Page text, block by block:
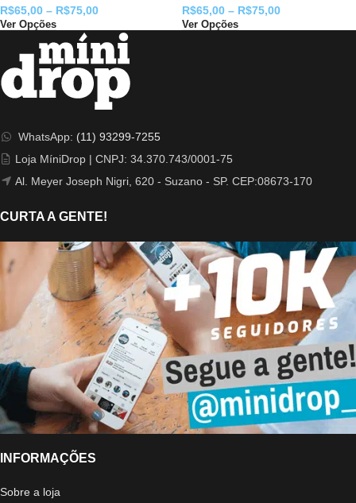
R$65,00 – R$75,00
Ver Opções
R$65,00 – R$75,00
Ver Opções
WhatsApp: (11) 93299-7255
Loja MíniDrop | CNPJ: 34.370.743/0001-75
Al. Meyer Joseph Nigri, 620 - Suzano - SP. CEP:08673-170
CURTA A GENTE!
INFORMAÇÕES
Sobre a loja